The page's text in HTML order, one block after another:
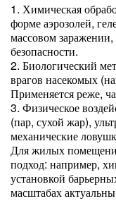
1. Химическая
форме аэрозолей,
массовом
безопасности.
2. Биологический
врагов насекомых
Применяется реже,
3. Физическое
(пар, сухой жар),
механические
Для жилых
подход: например,
установкой
масштабах